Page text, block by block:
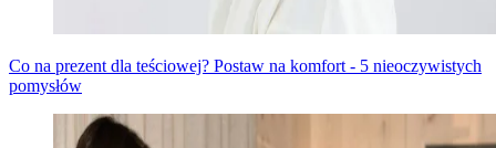
Co na prezent dla teściowej? Postaw na komfort - 5 nieoczywistych
pomysłów